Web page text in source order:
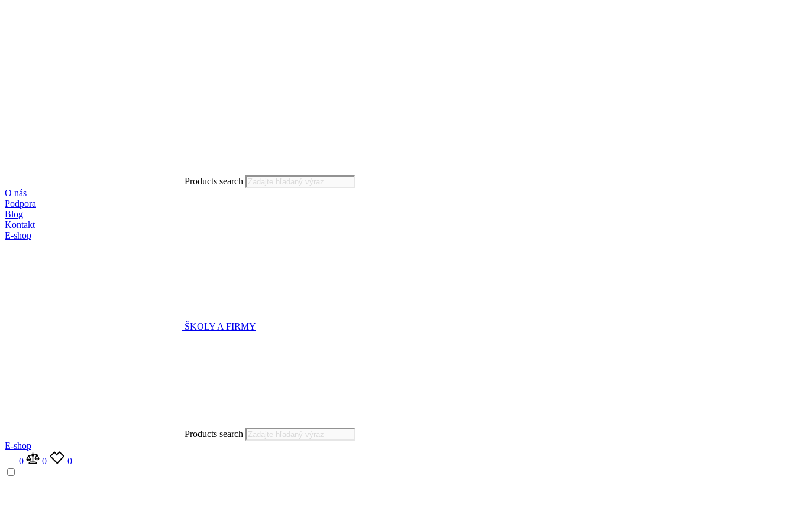
Products search
O nás
Podpora
Blog
Kontakt
E-shop
ŠKOLY A FIRMY
Products search
E-shop
0
0 0